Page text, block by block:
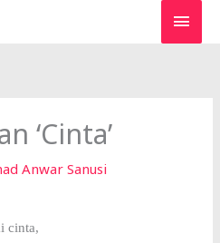
‘Cinta’
Anwar Sanusi
cinta,